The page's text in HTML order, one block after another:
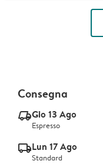
Consegna
delivery_express_v2Gio 13 Ago
Espresso
delivery_standard_v2Lun 17 Ago
Standard